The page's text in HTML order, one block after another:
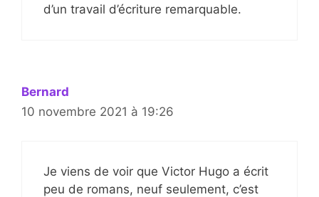
d’un travail d’écriture remarquable.
Bernard
10 novembre 2021 à 19:26
Je viens de voir que Victor Hugo a écrit
peu de romans, neuf seulement, c’est